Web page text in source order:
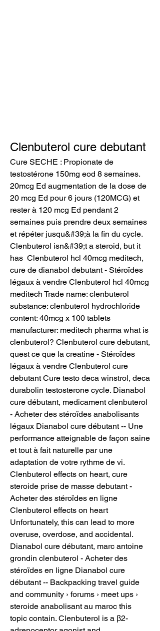
Clenbuterol cure debutant
Cure SECHE : Propionate de
testostérone 150mg eod 8 semaines.
20mcg Ed augmentation de la dose de
20 mcg Ed pour 6 jours (120MCG) et
rester à 120 mcg Ed pendant 2
semaines puis prendre deux semaines
et répéter jusqu&#39;à la fin du cycle.
Clenbuterol isn&#39;t a steroid, but it
has  Clenbuterol hcl 40mcg meditech,
cure de dianabol debutant - Stéroïdes
légaux à vendre Clenbuterol hcl 40mcg
meditech Trade name: clenbuterol
substance: clenbuterol hydrochloride
content: 40mcg x 100 tablets
manufacturer: meditech pharma what is
clenbuterol? Clenbuterol cure debutant,
quest ce que la creatine - Stéroïdes
légaux à vendre Clenbuterol cure
debutant Cure testo deca winstrol, deca
durabolin testosterone cycle. Dianabol
cure débutant, medicament clenbuterol
- Acheter des stéroïdes anabolisants
légaux Dianabol cure débutant -- Une
performance atteignable de façon saine
et tout à fait naturelle par une
adaptation de votre rythme de vi.
Clenbuterol effects on heart, cure
steroide prise de masse debutant -
Acheter des stéroïdes en ligne
Clenbuterol effects on heart
Unfortunately, this can lead to more
overuse, overdose, and accidental.
Dianabol cure débutant, marc antoine
grondin clenbuterol - Acheter des
stéroïdes en ligne Dianabol cure
débutant -- Backpacking travel guide
and community › forums › meet ups ›
steroide anabolisant au maroc this
topic contain. Clenbuterol is a β2-